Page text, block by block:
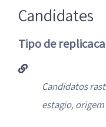
Candidates
Tipo de
Candidatos
estagio,